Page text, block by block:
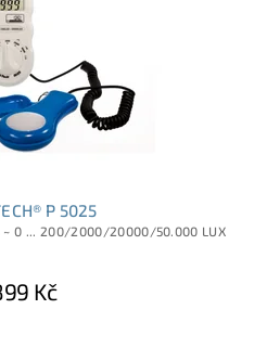
P 5025
~ 0 ... 200/2000/20000/50.000 LUX
Kč